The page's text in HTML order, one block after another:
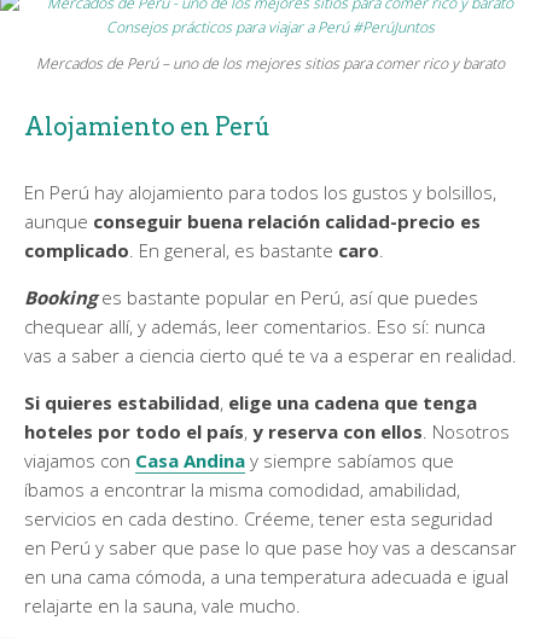
Mercados de Perú – uno de los mejores sitios para comer rico y barato
Alojamiento en Perú
En Perú hay alojamiento para todos los gustos y bolsillos,
aunque conseguir buena relación calidad-precio es
complicado . En general, es bastante caro
Bookinges bastante popular en Perú, así que puedes
chequear allí, y además, leer comentarios. Eso sí: nunca
vas a saber a ciencia cierto qué te va a esperar en realidad.
Si quieres estabilidad, elige una cadena que tenga
hoteles por todo el país, y reserva con ellos . Nosotros
viajamos con Casa Andina y siempre sabíamos que
íbamos a encontrar la misma comodidad, amabilidad,
servicios en cada destino. Créeme, tener esta seguridad
en Perú y saber que pase lo que pase hoy vas a descansar
en una cama cómoda, a una temperatura adecuada e igual
relajarte en la sauna, vale mucho.